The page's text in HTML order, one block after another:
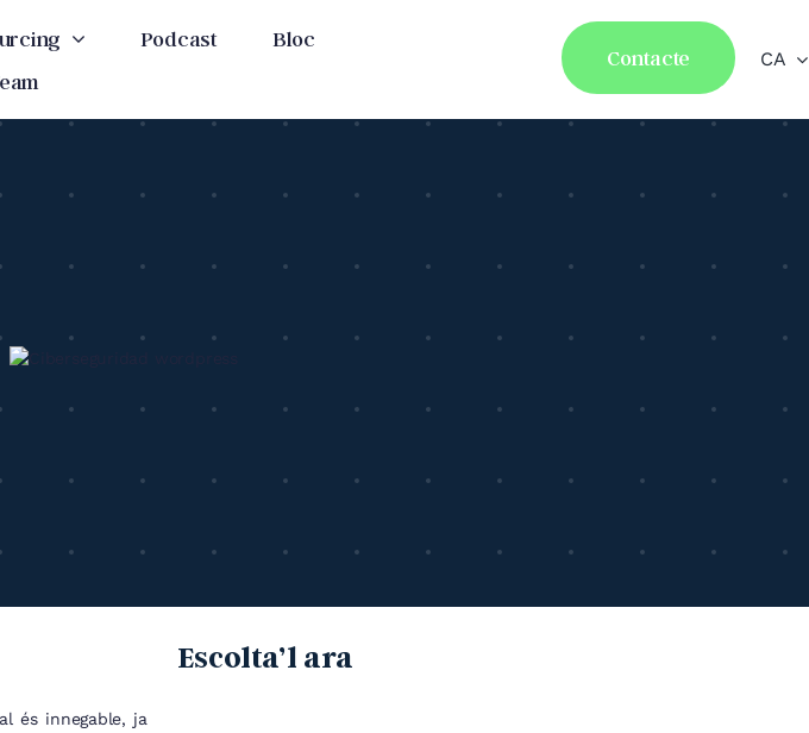
Podcast
Bloc
Contacte CA
és innegable, ja
Escolta’l ara